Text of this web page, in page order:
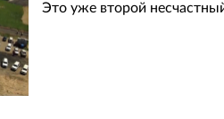
Это уже второй